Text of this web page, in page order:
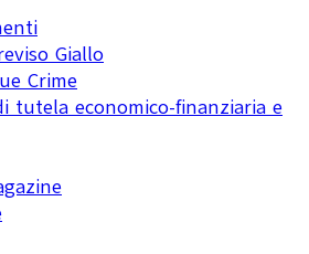
Giallo
Crime
tutela economico-finanziaria e